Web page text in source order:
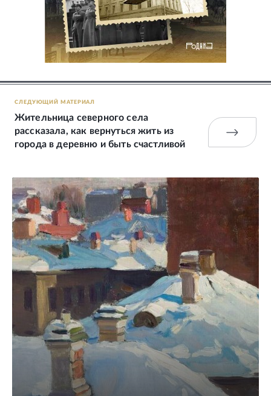
СЛЕДУЮЩИЙ МАТЕРИАЛ
Жительница северного села
рассказала, как вернуться жить из
города в деревню и быть счастливой